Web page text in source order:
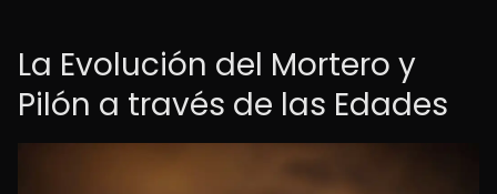
La Evolución del Mortero y
Pilón a través de las Edades